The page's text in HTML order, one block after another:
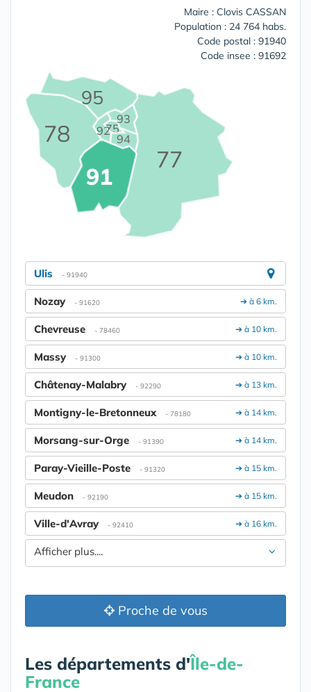
Maire : Clovis CASSAN
Population : 24 764 habs.
Code postal : 91940
Code insee : 91692
75
77
78
91
92
93
94
95
Ulis - 91940
➔ à 6 km.
Nozay - 91620
➔ à 10 km.
Chevreuse - 78460
➔ à 10 km.
Massy - 91300
➔ à 13 km.
Châtenay-Malabry - 92290
➔ à 14 km.
Montigny-le-Bretonneux - 78180
➔ à 14 km.
Morsang-sur-Orge - 91390
➔ à 15 km.
Paray-Vieille-Poste - 91320
➔ à 15 km.
Meudon - 92190
➔ à 16 km.
Ville-d'Avray - 92410
Afficher plus....
Proche de vous
Les départements d'Île-de-
France